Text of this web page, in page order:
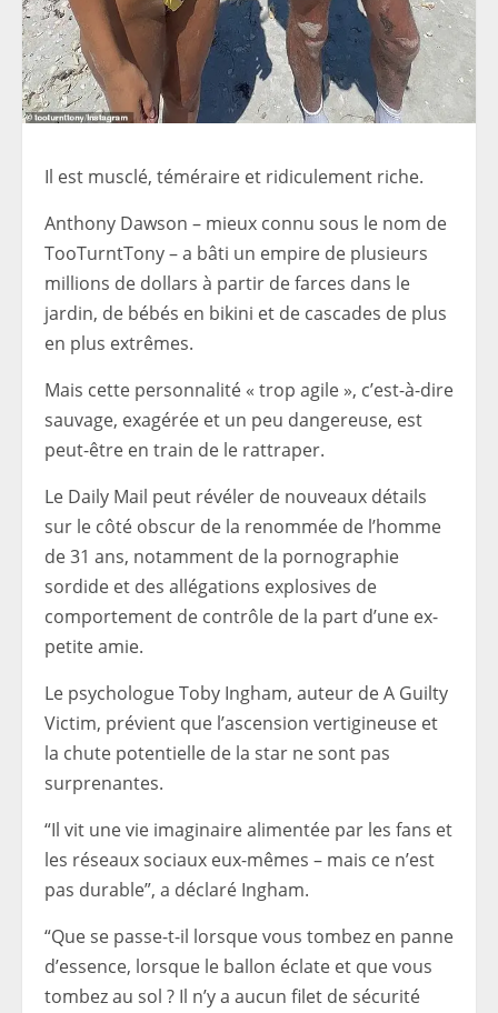
Il est musclé, téméraire et ridiculement riche.
Anthony Dawson – mieux connu sous le nom de
TooTurntTony – a bâti un empire de plusieurs
millions de dollars à partir de farces dans le
jardin, de bébés en bikini et de cascades de plus
en plus extrêmes.
Mais cette personnalité « trop agile », c’est-à-dire
sauvage, exagérée et un peu dangereuse, est
peut-être en train de le rattraper.
Le Daily Mail peut révéler de nouveaux détails
sur le côté obscur de la renommée de l’homme
de 31 ans, notamment de la pornographie
sordide et des allégations explosives de
comportement de contrôle de la part d’une ex-
petite amie.
Le psychologue Toby Ingham, auteur de A Guilty
Victim, prévient que l’ascension vertigineuse et
la chute potentielle de la star ne sont pas
surprenantes.
“Il vit une vie imaginaire alimentée par les fans et
les réseaux sociaux eux-mêmes – mais ce n’est
pas durable”, a déclaré Ingham.
“Que se passe-t-il lorsque vous tombez en panne
d’essence, lorsque le ballon éclate et que vous
tombez au sol ? Il n’y a aucun filet de sécurité